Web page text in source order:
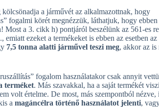
kölcsönadja a járművét az alkalmazottnak, hogy
fogalmi körét megnézzük, láthatjuk, hogy ebben
Most a 3. cikk h) pontjáról beszélünk az 561-es
emiatt ezeket a termékeket is ebben az esetben az
7,5 tonna alatti járművel teszi meg, akkor az is
fogalom használatakor csak annyit
terméket. Más szavakkal, ha a saját termékét
volt értelme. De most, más szempontból
a magáncélra történő használatot jelenti,